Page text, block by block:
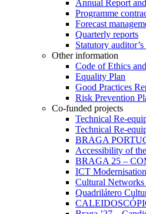
Annual Report
Programme
Forecast
Quarterly reports
Statutory auditor’s
Other information
Code of Ethics
Equality Plan
Good Practices
Risk Prevention
Co-funded projects
Technical Re-
Technical Re-
BRAGA
Accessibility of
BRAGA 25 –
ICT
Cultural
Quadrilátero